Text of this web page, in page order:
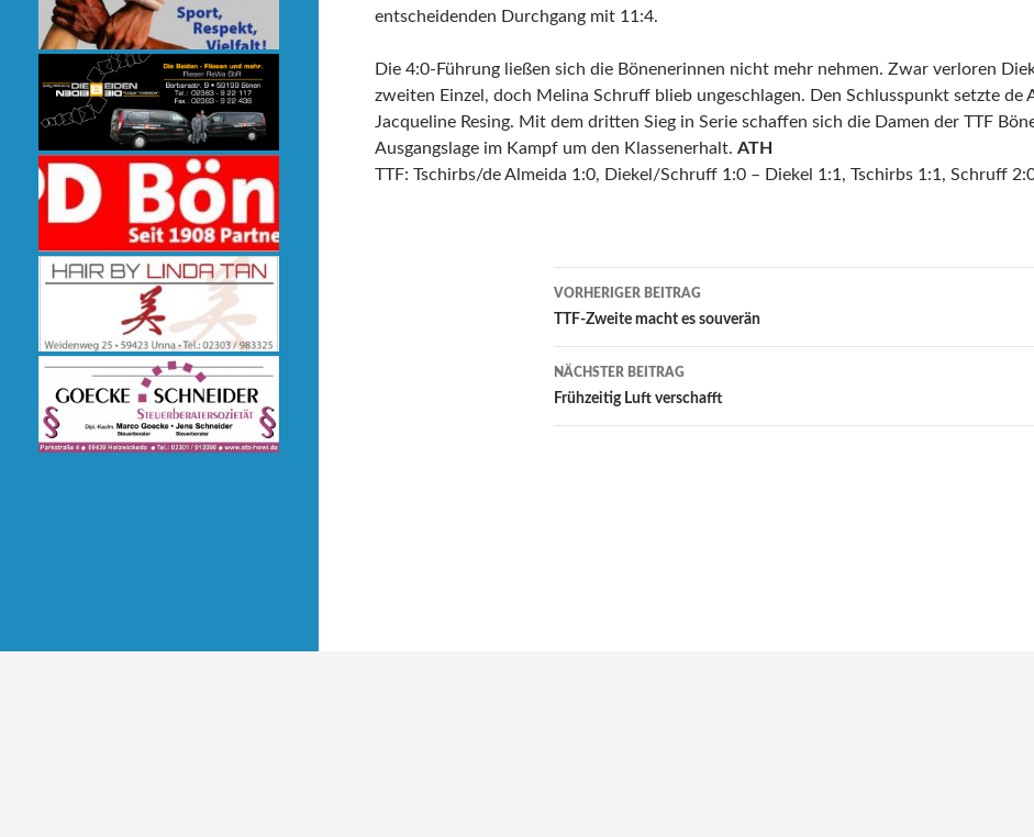
entscheidenden Durchgang mit 11:4.
Die 4:0-Führung ließen sich die Bönenerinnen nicht mehr nehmen. Zwar verloren
zweiten Einzel, doch Melina Schruff blieb ungeschlagen. Den Schlusspunkt setzte de
Jacqueline Resing. Mit dem dritten Sieg in Serie schaffen sich die Damen der TTF
Ausgangslage im Kampf um den Klassenerhalt. ATH
TTF: Tschirbs/de Almeida 1:0, Diekel/Schruff 1:0 – Diekel 1:1, Tschirbs 1:1, Schruff
Beitrags-
Navigation
VORHERIGER BEITRAG
TTF-Zweite macht es souverän
NÄCHSTER BEITRAG
Frühzeitig Luft verschafft